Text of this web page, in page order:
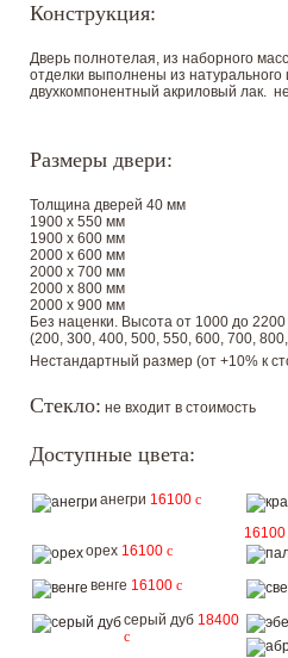
Конструкция:
Дверь полнотелая, из наборного
отделки выполнены из
двухкомпонентный акриловый лак.
Размеры двери:
Толщина дверей 40 мм
1900 х 550 мм
1900 х 600 мм
2000 х 600 мм
2000 х 700 мм
2000 х 800 мм
2000 х 900 мм
Без наценки. Высота от 1000 до
(200, 300, 400, 500, 550, 600, 700,
Нестандартный размер (от +10% к
Стекло: не входит в стоимость
Доступные цвета:
анегри 16100 c
16100
орех 16100 c
венге 16100 c
серый дуб 18400
c